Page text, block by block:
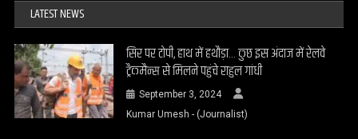
LATEST NEWS
सिर पर टोपी, हाथ में हथौड़ा… कुछ इस अंदाज में रेलवे
ट्रैकमैन्स से मिलने पहुंचे राहुल गांधी
September 3, 2024
Kumar Umesh - (Journalist)